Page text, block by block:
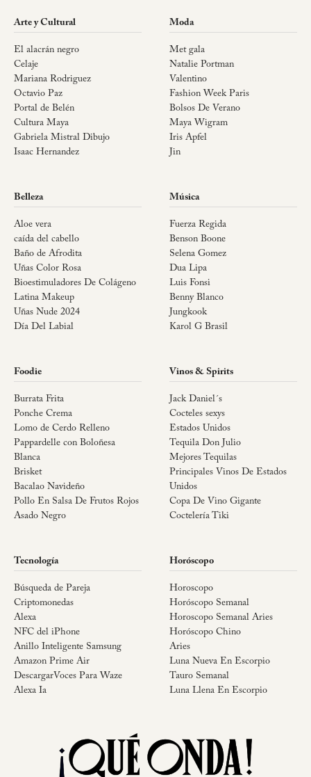
Arte y Cultural
El alacrán negro
Celaje
Mariana Rodriguez
Octavio Paz
Portal de Belén
Cultura Maya
Gabriela Mistral Dibujo
Isaac Hernandez
Moda
Met gala
Natalie Portman
Valentino
Fashion Week Paris
Bolsos De Verano
Maya Wigram
Iris Apfel
Jin
Belleza
Aloe vera
caída del cabello
Baño de Afrodita
Uñas Color Rosa
Bioestimuladores De Colágeno
Latina Makeup
Uñas Nude 2024
Día Del Labial
Música
Fuerza Regida
Benson Boone
Selena Gomez
Dua Lipa
Luis Fonsi
Benny Blanco
Jungkook
Karol G Brasil
Foodie
Burrata Frita
Ponche Crema
Lomo de Cerdo Relleno
Pappardelle con Boloñesa
Blanca
Brisket
Bacalao Navideño
Pollo En Salsa De Frutos Rojos
Asado Negro
Vinos & Spirits
Jack Daniel´s
Cocteles sexys
Estados Unidos
Tequila Don Julio
Mejores Tequilas
Principales Vinos De Estados
Unidos
Copa De Vino Gigante
Coctelería Tiki
Tecnología
Búsqueda de Pareja
Criptomonedas
Alexa
NFC del iPhone
Anillo Inteligente Samsung
Amazon Prime Air
DescargarVoces Para Waze
Alexa Ia
Horóscopo
Horoscopo
Horóscopo Semanal
Horoscopo Semanal Aries
Horóscopo Chino
Aries
Luna Nueva En Escorpio
Tauro Semanal
Luna Llena En Escorpio